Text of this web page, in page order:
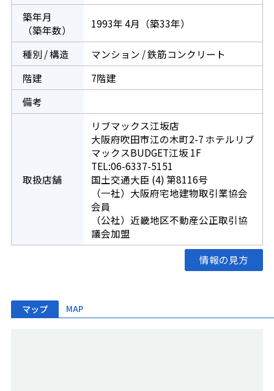
築年月
（築年数）
1993年 4月（築33年）
種別 / 構造
マンション / 鉄筋コンクリート
階建
7階建
備考
取扱店舗
リブマックス江坂店
大阪府吹田市江の木町2-7 ホテルリブ
マックスBUDGET江坂 1F
TEL:06-6337-5151
国土交通大臣 (4) 第8116号
（一社）大阪府宅地建物取引業協会
会員
（公社）近畿地区不動産公正取引協
議会加盟
情報の見方
マップ MAP